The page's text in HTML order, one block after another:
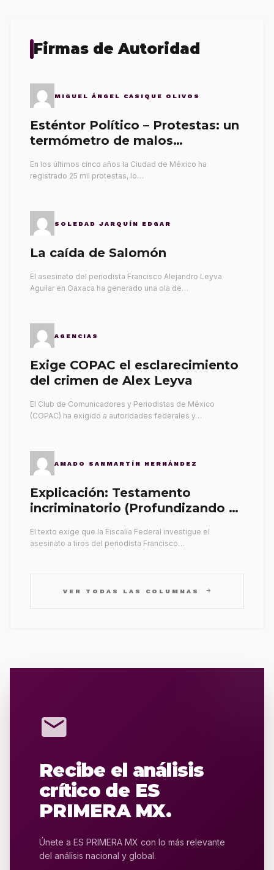
Firmas de Autoridad
MIGUEL ÁNGEL CASIQUE OLIVOS
Esténtor Político – Protestas: un
termómetro de malos
En los últimos cinco años la Ciudad de México ha
registrado 25 mil protestas, lo…
SOLEDAD JARQUÍN EDGAR
La caída de Salomón
El asesinato del periodista Francisco Alejandro Leyva
Aguilar en Oaxaca ha generado una ola de…
AGENCIAS
Exige COPAC el esclarecimiento
del crimen de Alex Leyva
El Club de Comunicadores y Periodistas de México
(COPAC) ha exigido a autoridades federales y…
AMADO SANMARTÍN HERNÁNDEZ
Explicación: Testamento
incriminatorio (Profundizando su
El texto exige que la Fiscalía Federal investigue el
asesinato a tiros del periodista Francisco…
VER TODAS LAS COLUMNAS arrow_forward
mail
Recibe el análisis
crítico de ES
PRIMERA MX.
Únete a ES PRIMERA MX con lo más relevante
del análisis nacional y global.